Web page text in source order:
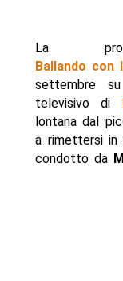
La
Ballando con
settembre
televisivo di
lontana dal
a rimettersi in
condotto da